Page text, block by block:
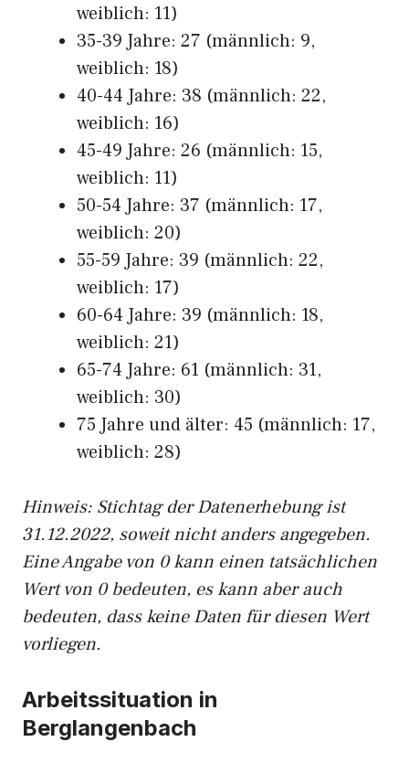
weiblich: 11)
35-39 Jahre: 27 (männlich: 9,
weiblich: 18)
40-44 Jahre: 38 (männlich: 22,
weiblich: 16)
45-49 Jahre: 26 (männlich: 15,
weiblich: 11)
50-54 Jahre: 37 (männlich: 17,
weiblich: 20)
55-59 Jahre: 39 (männlich: 22,
weiblich: 17)
60-64 Jahre: 39 (männlich: 18,
weiblich: 21)
65-74 Jahre: 61 (männlich: 31,
weiblich: 30)
75 Jahre und älter: 45 (männlich: 17,
weiblich: 28)
Hinweis: Stichtag der Datenerhebung ist
31.12.2022, soweit nicht anders angegeben.
Eine Angabe von 0 kann einen tatsächlichen
Wert von 0 bedeuten, es kann aber auch
bedeuten, dass keine Daten für diesen Wert
vorliegen.
Arbeitssituation in
Berglangenbach